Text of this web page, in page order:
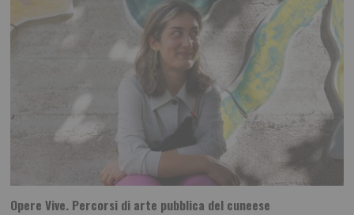
Opere Vive. Percorsi di arte pubblica del cuneese